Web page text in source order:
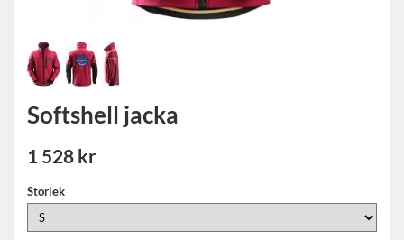
Softshell jacka
1 528 kr
Storlek